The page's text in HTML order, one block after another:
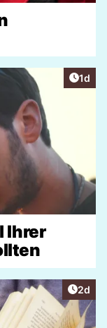
1d
Ihrer
2d